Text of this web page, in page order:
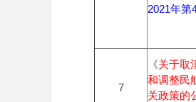
2021年第
7
《关于取
和调整民
关政策的